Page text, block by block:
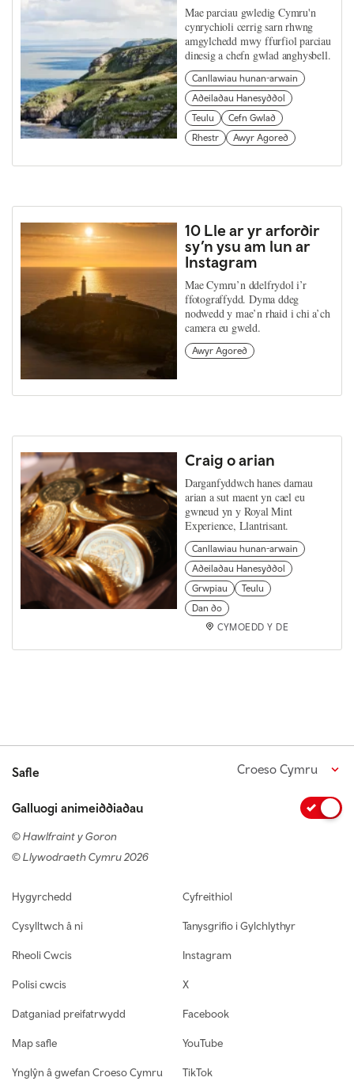
Mae parciau gwledig Cymru'n
cynrychioli cerrig sarn rhwng
amgylchedd mwy ffurfiol parciau
dinesig a chefn gwlad anghysbell.
Canllawiau hunan-arwain
Adeiladau Hanesyddol
Teulu
Cefn Gwlad
Rhestr
Awyr Agored
10 Lle ar yr arfordir
sy’n ysu am lun ar
Instagram
Mae Cymru’n ddelfrydol i’r
ffotograffydd. Dyma ddeg
nodwedd y mae’n rhaid i chi a’ch
camera eu gweld.
Awyr Agored
Craig o arian
Darganfyddwch hanes darnau
arian a sut maent yn cael eu
gwneud yn y Royal Mint
Experience, Llantrisant.
Canllawiau hunan-arwain
Adeiladau Hanesyddol
Grwpiau
Teulu
Dan do
CYMOEDD Y DE
Safle Croeso Cymru
Galluogi animeiddiadau
© Hawlfraint y Goron
© Llywodraeth Cymru 2026
Footer navigation
Hygyrchedd
Cysylltwch â ni
Rheoli Cwcis
Polisi cwcis
Datganiad preifatrwydd
Map safle
Ynglŷn â gwefan Croeso Cymru
Cyfreithiol
Tanysgrifio i Gylchlythyr
Instagram
X
Facebook
YouTube
TikTok